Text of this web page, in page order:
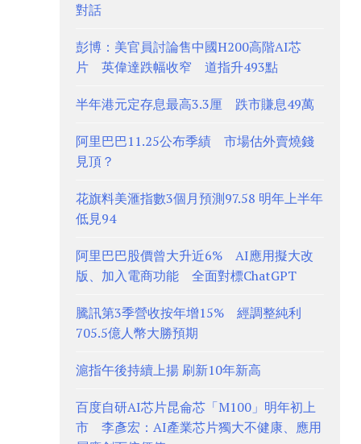
對話
彭博：美官員討論售中國H200高階AI芯
片 英偉達跌幅收窄 道指升493點
半年港元定存息最高3.3厘 跌市賺息49萬
阿里巴巴11.25公布季績 市場估外賣燒錢
見頂？
花旗料美滙指數3個月預測97.58 明年上半年
低見94
阿里巴巴股價曾大升近6% AI應用擬大改
版、加入電商功能 全面對標ChatGPT
騰訊第3季營收按年增15% 經調整純利
705.5億人幣大勝預期
滬指午後持續上揚 刷新10年新高
百度自研AI芯片昆侖芯「M100」明年初上
市 李彥宏：AI產業芯片獨大不健康、應用